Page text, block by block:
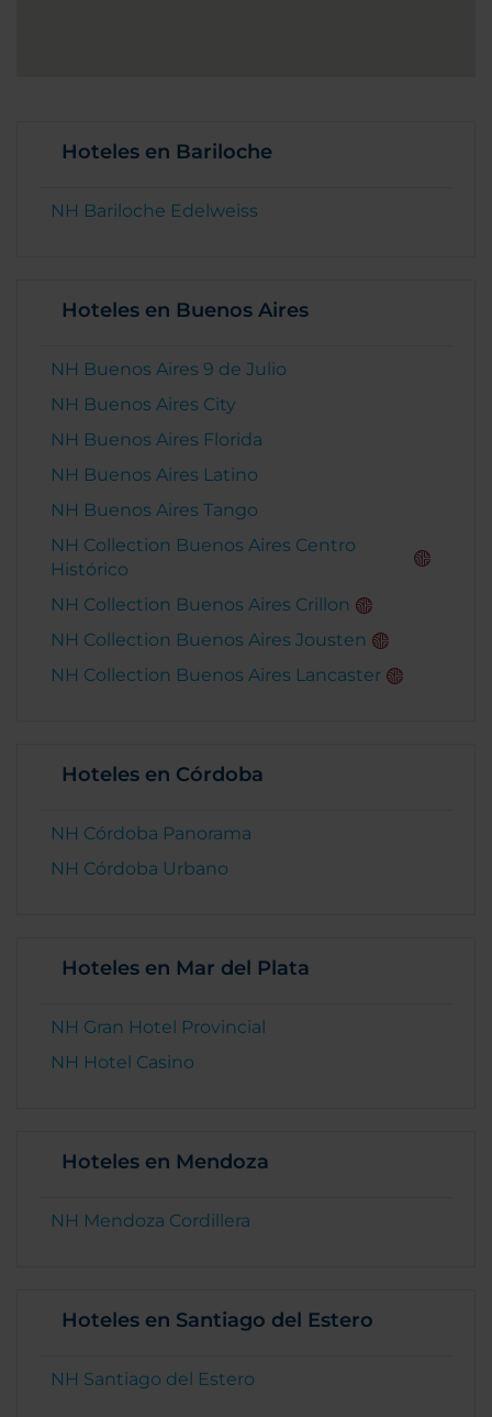
Hoteles en Bariloche
NH Bariloche Edelweiss
Hoteles en Buenos Aires
NH Buenos Aires 9 de Julio
NH Buenos Aires City
NH Buenos Aires Florida
NH Buenos Aires Latino
NH Buenos Aires Tango
NH Collection Buenos Aires Centro
Histórico
NH Collection Buenos Aires Crillon
NH Collection Buenos Aires Jousten
NH Collection Buenos Aires Lancaster
Hoteles en Córdoba
NH Córdoba Panorama
NH Córdoba Urbano
Hoteles en Mar del Plata
NH Gran Hotel Provincial
NH Hotel Casino
Hoteles en Mendoza
NH Mendoza Cordillera
Hoteles en Santiago del Estero
NH Santiago del Estero